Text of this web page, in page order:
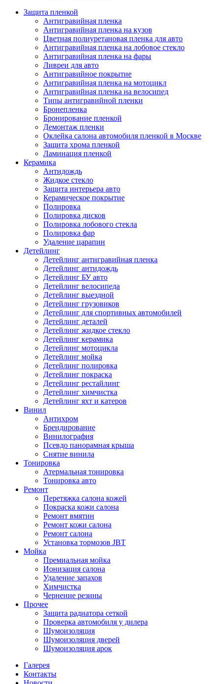
Защита пленкой
Антигравийная пленка
Антигравийная пленка на кузов
Цветная полиуретановая пленка для авто
Антигравийная пленка на лобовое стекло
Антигравийная пленка на фары
Ливреи для авто
Антигравийное покрытие
Антигравийная пленка на мотоцикл
Антигравийная пленка на велосипед
Типы антигравийной пленки
Бронепленка
Бронирование пленкой
Демонтаж пленки
Оклейка салона автомобиля пленкой в Москве
Защита хрома пленкой
Ламинация пленкой
Керамика
Антидождь
Жидкое стекло
Защита интерьера авто
Керамическое покрытие
Полировка
Полировка дисков
Полировка лобового стекла
Полировка фар
Удаление царапин
Детейлинг
Детейлинг антигравийная пленка
Детейлинг антидождь
Детейлинг БУ авто
Детейлинг велосипеда
Детейлинг выездной
Детейлинг грузовиков
Детейлинг для спортивных автомобилей
Детейлинг деталей
Детейлинг жидкое стекло
Детейлинг керамика
Детейлинг мотоцикла
Детейлинг мойка
Детейлинг полировка
Детейлинг покраска
Детейлинг рестайлинг
Детейлинг химчистка
Детейлинг яхт и катеров
Винил
Антихром
Брендирование
Винилография
Псевдо панорамная крыша
Снятие винила
Тонировка
Атермальная тонировка
Тонировка авто
Ремонт
Перетяжка салона кожей
Покраска кожи салона
Ремонт вмятин
Ремонт кожи салона
Ремонт салона
Установка тормозов JBT
Мойка
Премиальная мойка
Ионизация салона
Удаление запахов
Химчистка
Чернение резины
Прочее
Защита радиатора сеткой
Проверка автомобиля у дилера
Шумоизоляция
Шумоизоляция дверей
Шумоизоляция арок
Галерея
Контакты